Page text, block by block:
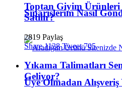
Siparişlerim Nasıl
Üye Olmadan
Toptan Giyim Ürünleri
Satılır?
2819 Paylaş
Share 1128 Tweet 705
Yıkama Talimatları
Geliyor?